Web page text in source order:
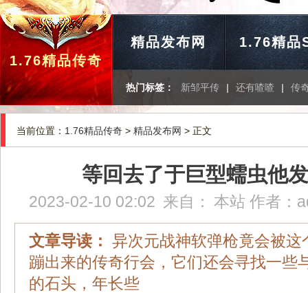
1.76精品传奇
精品发布网 1.76精品
热门标签： 新邹平传 | 还有喳喳 | 传
当前位置： 1.76精品传奇 > 精品发布网 > 正文
等回去了于巨型蠕虫他
2023-02-10 02:02 来自： 本站 作者：
文章导读： 异次元战神软弹枪竟会被这
蹦出来的传奇行会，它们还会寻找一些
的石头，年长些